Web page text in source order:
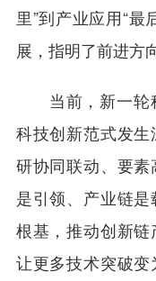
里”到产业应用“
展，指明了前进方
当前，新一轮
科技创新范式发
研协同联动、要
是引领、产业链
根基，推动创新链
让更多技术突破